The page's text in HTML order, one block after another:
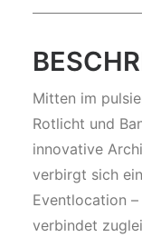
Mitten im
Rotlicht und
innovative
verbirgt sich
Eventlocation
verbindet